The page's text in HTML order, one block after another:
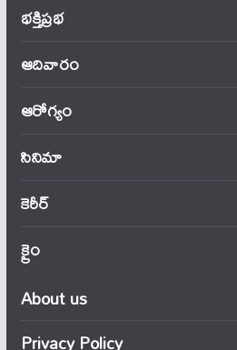
భక్తిప్రభ
ఆదివారం
ఆరోగ్యం
సినిమా
కెరీర్
క్రైం
About us
Privacy Policy